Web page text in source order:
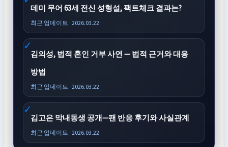
데미 무어 63세 전신 성형설, 팩트체크 결과는?
최근 업데이트 · 2026.03.22
김의성, 법적 혼인 거부 사연 — 법적 근거와 대응
방법
최근 업데이트 · 2026.03.22
김고은 막내동생 공개—팬 반응 후기와 사실관계
최근 업데이트 · 2026.03.22